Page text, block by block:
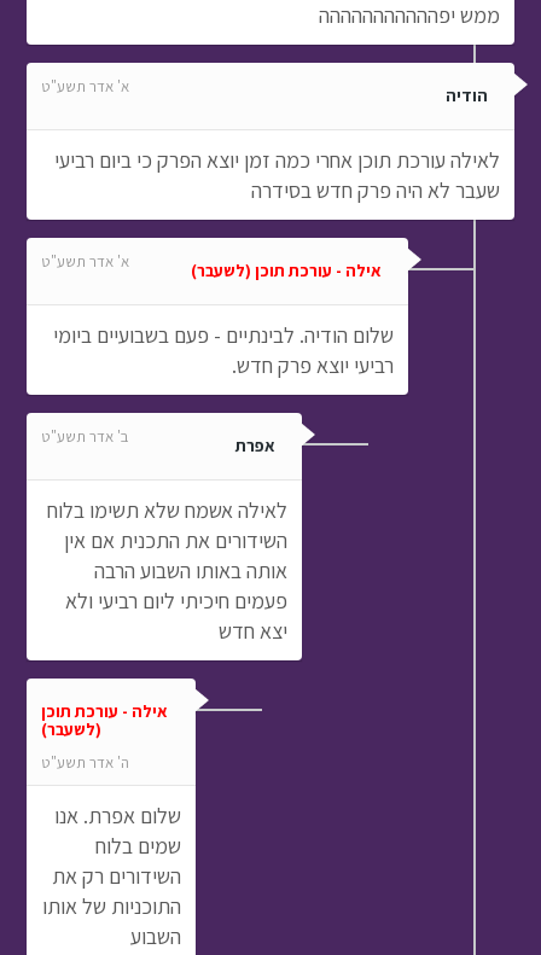
ממש יפההההההההההה
הודיה א' אדר תשע"ט
לאילה עורכת תוכן אחרי כמה זמן יוצא הפרק כי ביום רביעי
שעבר לא היה פרק חדש בסידרה
אילה - עורכת תוכן (לשעבר) א' אדר תשע"ט
שלום הודיה. לבינתיים - פעם בשבועיים ביומי
רביעי יוצא פרק חדש.
אפרת ב' אדר תשע"ט
לאילה אשמח שלא תשימו בלוח
השידורים את התכנית אם אין
אותה באותו השבוע הרבה
פעמים חיכיתי ליום רביעי ולא
יצא חדש
אילה - עורכת תוכן
(לשעבר)
ה' אדר תשע"ט
שלום אפרת. אנו
שמים בלוח
השידורים רק את
התוכניות של אותו
השבוע